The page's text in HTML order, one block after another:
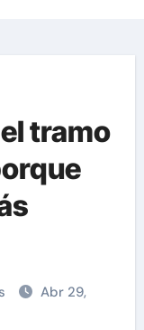
tramo
Abr 29,